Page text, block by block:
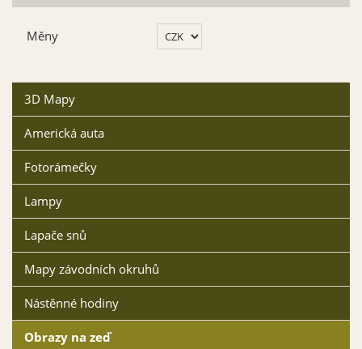
Měny
3D Mapy
Americká auta
Fotorámečky
Lampy
Lapače snů
Mapy závodních okruhů
Nástěnné hodiny
Obrazy na zeď